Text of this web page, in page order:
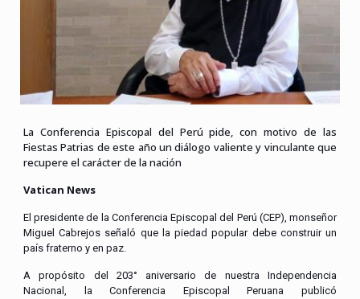
La Conferencia Episcopal del Perú pide, con motivo de las
Fiestas Patrias de este año un diálogo valiente y vinculante que
recupere el carácter de la nación
Vatican News
El presidente de la Conferencia Episcopal del Perú (CEP), monseñor
Miguel Cabrejos señaló que la piedad popular debe construir un
país fraterno y en paz.
A propósito del 203° aniversario de nuestra Independencia
Nacional, la Conferencia Episcopal Peruana publicó